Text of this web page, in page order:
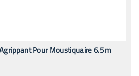
Pour Moustiquaire 6.5 m